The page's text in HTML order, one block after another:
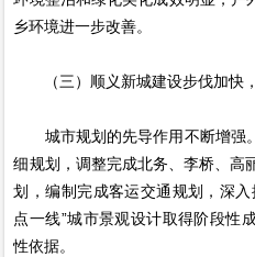
乡环境进一步改善。
（三）顺义新城建设步伐加快，
城市规划的先导作用不断增强
细规划，调整完成北务、李桥、高
划，编制完成客运交通规划，深
点一线”城市景观设计取得阶段性
性依据。